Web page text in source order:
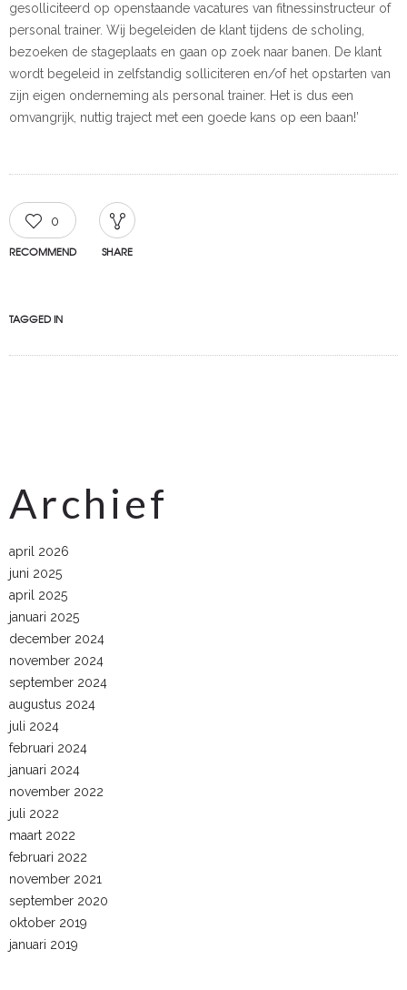
gesolliciteerd op openstaande vacatures van fitnessinstructeur of
personal trainer. Wij begeleiden de klant tijdens de scholing,
bezoeken de stageplaats en gaan op zoek naar banen. De klant
wordt begeleid in zelfstandig solliciteren en/of het opstarten van
zijn eigen onderneming als personal trainer. Het is dus een
omvangrijk, nuttig traject met een goede kans op een baan!’
0
RECOMMEND SHARE
TAGGED IN
Archief
april 2026
juni 2025
april 2025
januari 2025
december 2024
november 2024
september 2024
augustus 2024
juli 2024
februari 2024
januari 2024
november 2022
juli 2022
maart 2022
februari 2022
november 2021
september 2020
oktober 2019
januari 2019